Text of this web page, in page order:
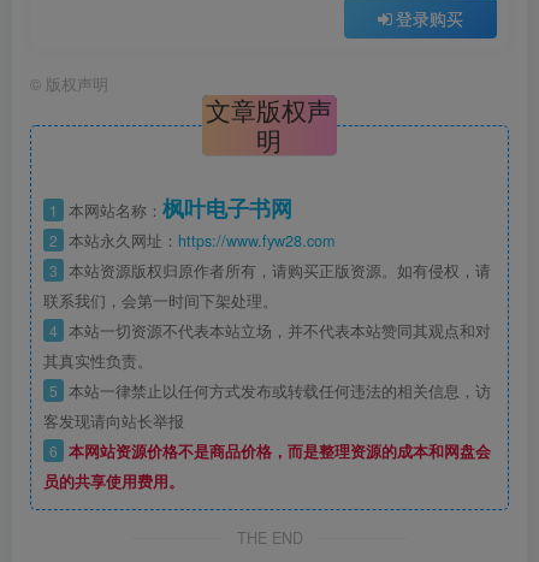
登录购买
© 版权声明
文章版权声
明
1 本网站名称： 枫叶电子书网
2 本站永久网址： https://www.fyw28.com
3 本站资源版权归原作者所有，请购买正版资源。如有侵权，请
联系我们，会第一时间下架处理。
4 本站一切资源不代表本站立场，并不代表本站赞同其观点和对
其真实性负责。
5 本站一律禁止以任何方式发布或转载任何违法的相关信息，访
客发现请向站长举报
6 本网站资源价格不是商品价格，而是整理资源的成本和网盘会
员的共享使用费用。
THE END